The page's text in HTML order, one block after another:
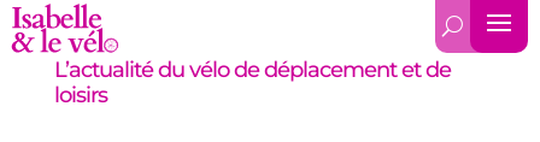
L’actualité du vélo de déplacement et de
loisirs